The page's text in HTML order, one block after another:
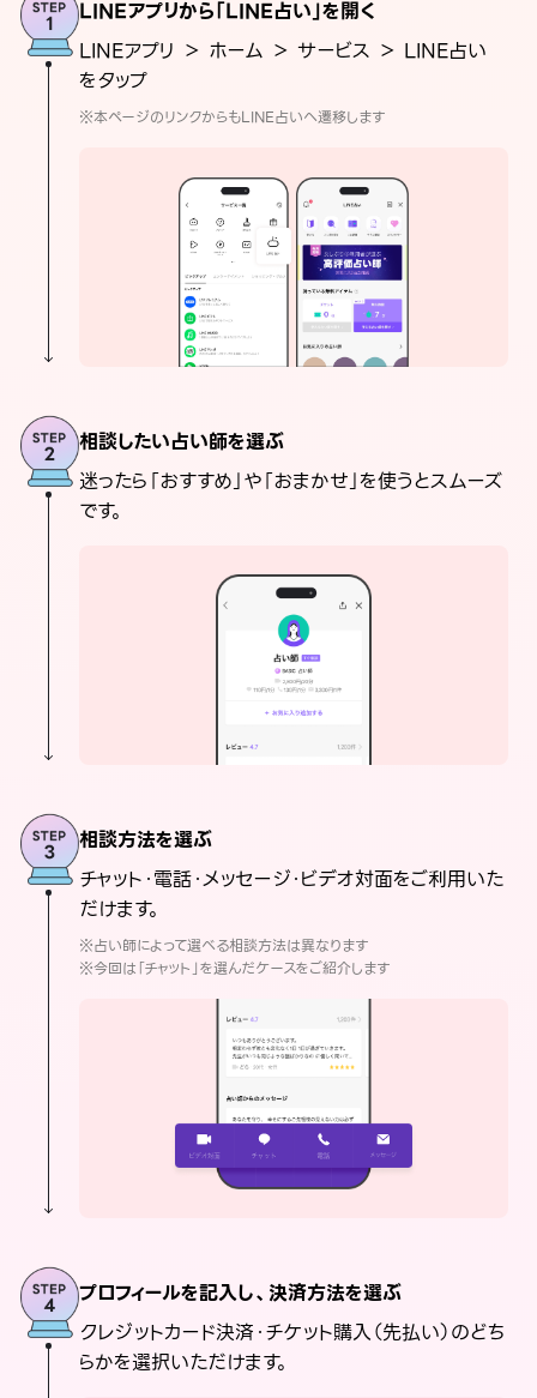
LINEアプリから「LINE占い」を開く
LINEアプリ ＞ ホーム ＞ サービス ＞ LINE占い
をタップ
※本ページのリンクからもLINE占いへ遷移します
相談したい占い師を選ぶ
迷ったら「おすすめ」や「おまかせ」を使うとスムーズ
です。
相談方法を選ぶ
チャット・電話・メッセージ・ビデオ対面をご利用いた
だけます。
※占い師によって選べる相談方法は異なります
※今回は「チャット」を選んだケースをご紹介します
プロフィールを記入し、決済方法を選ぶ
クレジットカード決済・チケット購入（先払い）のどち
らかを選択いただけます。